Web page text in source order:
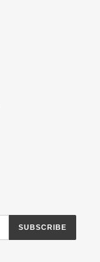
SUBSCRIBE